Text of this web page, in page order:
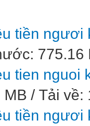
tiền
775.16
tien nguoi
/ Tải
tiền